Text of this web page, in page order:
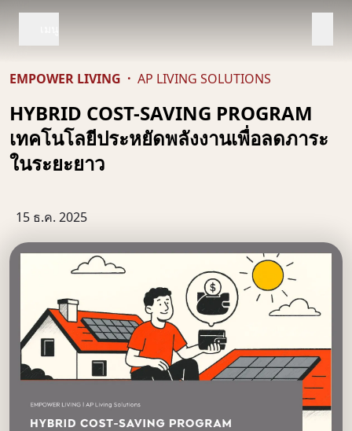
EMPOWER LIVING · AP LIVING SOLUTIONS
HYBRID COST-SAVING PROGRAM
เทคโนโลยีประหยัดพลังงานเพื่อลดภาระ
ในระยะยาว
15 ธ.ค. 2025